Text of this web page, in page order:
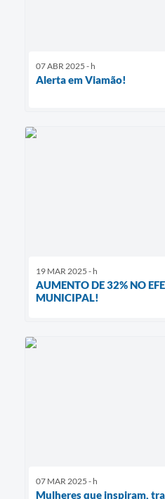
07 ABR 2025 - h
Alerta em Viamão!
19 MAR 2025 - h
AUMENTO DE 32% NO
MUNICIPAL!
07 MAR 2025 - h
Mulheres que inspiram,